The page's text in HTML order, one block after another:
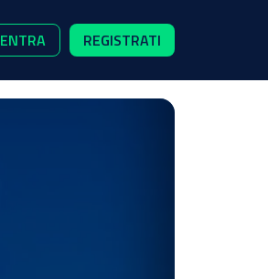
ENTRA REGISTRATI